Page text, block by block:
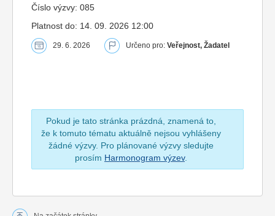
Číslo výzvy: 085
Platnost do: 14. 09. 2026 12:00
29. 6. 2026 Určeno pro: Veřejnost, Žadatel
Pokud je tato stránka prázdná, znamená to,
že k tomuto tématu aktuálně nejsou vyhlášeny
žádné výzvy. Pro plánované výzvy sledujte
prosím Harmonogram výzev.